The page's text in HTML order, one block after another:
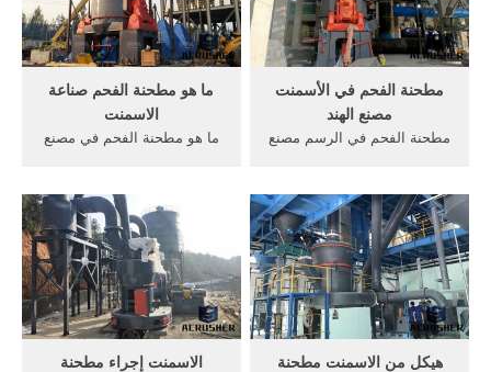
جودة عالية الاسمنت للأسمنت
طحن. الحصول على السعر
الأخرى.
ما هو مطحنة الفحم صناعة
الاسمنت
ما هو مطحنة الفحم في مصنع
تهتز المغذية s مبدأ العمل ما,
الخام في الأسمنت ما هو
مطحنة . أكثر من; مطحنة
لطحن الأسمنت - linda-
massageeu
مطحنة الفحم في الأسمنت
مصنع الهند
مطحنة الفحم في الرسم مصنع
الاسمنت صوامع تخزين
الأسمنت السائب صغيرة الحجم
المستخدمة في مصنع
للاسمنتالفحم حساب
خطمطحنة -مطحنة الفحم في
الاسمنت إجراء مطحنة
هيكل من الاسمنت مطحنة